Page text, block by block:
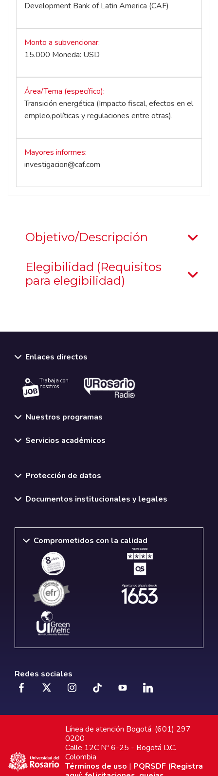
Development Bank of Latin America (CAF)
Monto a subvencionar
15.000 Moneda: USD
Área/Tema (específico)
Transición energética (Impacto fiscal, efectos en el
empleo,políticas y regulaciones entre otras).
Mayores informes
investigacion@caf.com
Objetivo/Descripción
Elegibilidad (Requisitos
para elegibilidad)
Enlaces directos
Trabaja con
nosotros.
Nuestros programas
Servicios académicos
Protección de datos
Documentos institucionales y legales
Comprometidos con la calidad
Redes sociales
Línea de atención Bogotá: (601) 297
0200
Calle 12C Nº 6-25 - Bogotá D.C.
Colombia
Términos de uso | PQRSDF (Registra